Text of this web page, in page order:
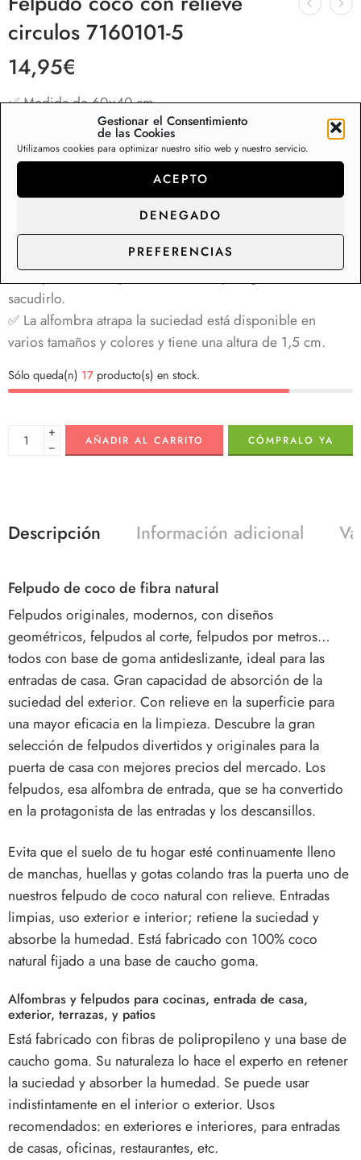
Gestionar el Consentimiento
de las Cookies
Utilizamos cookies para optimizar nuestro sitio web y nuestro servicio.
ACEPTO
DENEGADO
PREFERENCIAS
circulos 7160101-5
14,95€
✅ Medida de 60×40 cm
✅ Felpudo de fibra de coco natural con base de 100%
goma antideslizante
✅ Máxima calidad, fibras naturales que absorben y evitan
que la suciedad entre en su hogar.
✅ Felpudo de coco que atrapa la humedad, agua, barro,
nieve o cualquier tipo de suciedad, raspando los zapatos
✅ Muy fácil de limpiar, solo tienes que agitarlo o
sacudirlo.
✅ La alfombra atrapa la suciedad está disponible en
varios tamaños y colores y tiene una altura de 1,5 cm.
Sólo queda(n) 17 producto(s) en stock.
+
−
AÑADIR AL CARRITO CÓMPRALO YA
Descripción Información adicional
Felpudo de coco de fibra natural
Felpudos originales, modernos, con diseños
geométricos, felpudos al corte, felpudos por metros…
todos con base de goma antideslizante, ideal para las
entradas de casa. Gran capacidad de absorción de la
suciedad del exterior. Con relieve en la superficie para
una mayor eficacia en la limpieza. Descubre la gran
selección de felpudos divertidos y originales para la
puerta de casa con mejores precios del mercado. Los
felpudos, esa alfombra de entrada, que se ha convertido
en la protagonista de las entradas y los descansillos.
Evita que el suelo de tu hogar esté continuamente lleno
de manchas, huellas y gotas colando tras la puerta uno de
nuestros felpudo de coco natural con relieve. Entradas
limpias, uso exterior e interior; retiene la suciedad y
absorbe la humedad. Está fabricado con 100% coco
natural fijado a una base de caucho goma.
Alfombras y felpudos para cocinas, entrada de casa,
exterior, terrazas, y patios
Está fabricado con fibras de polipropileno y una base de
caucho goma. Su naturaleza lo hace el experto en retener
la suciedad y absorber la humedad. Se puede usar
indistintamente en el interior o exterior. Usos
recomendados: en exteriores e interiores, para entradas
de casas, oficinas, restaurantes, etc.